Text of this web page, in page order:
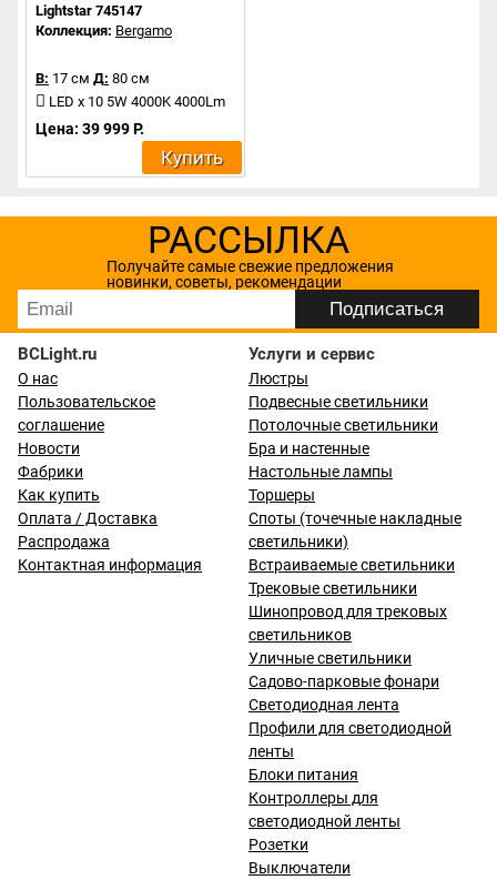
Lightstar 745147
Коллекция: Bergamo
В: 17 см Д: 80 см
LED x 10 5W 4000K 4000Lm
Цена: 39 999 Р.
Купить
РАССЫЛКА
Получайте самые свежие предложения
новинки, советы, рекомендации
BCLight.ru
О нас
Пользовательское
соглашение
Новости
Фабрики
Как купить
Оплата / Доставка
Распродажа
Контактная информация
Услуги и сервис
Люстры
Подвесные светильники
Потолочные светильники
Бра и настенные
Настольные лампы
Торшеры
Споты (точечные накладные
светильники)
Встраиваемые светильники
Трековые светильники
Шинопровод для трековых
светильников
Уличные светильники
Садово-парковые фонари
Светодиодная лента
Профили для светодиодной
ленты
Блоки питания
Контроллеры для
светодиодной ленты
Розетки
Выключатели